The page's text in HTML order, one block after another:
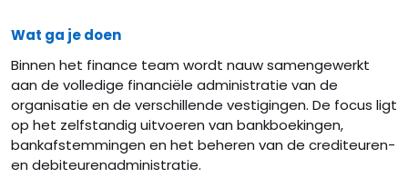
Wat ga je doen
Binnen het finance team wordt nauw samengewerkt
aan de volledige financiële administratie van de
organisatie en de verschillende vestigingen. De focus ligt
op het zelfstandig uitvoeren van bankboekingen,
bankafstemmingen en het beheren van de crediteuren-
en debiteurenadministratie.